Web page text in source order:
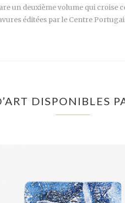
un deuxième volume qui croise
éditées par le Centre
DISPONIBLES